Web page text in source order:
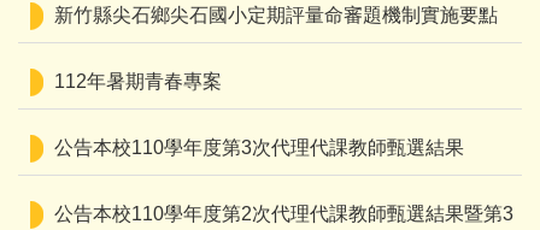
新竹縣尖石鄉尖石國小定期評量命審題機制實施要點
112年暑期青春專案
公告本校110學年度第3次代理代課教師甄選結果
公告本校110學年度第2次代理代課教師甄選結果暨第3